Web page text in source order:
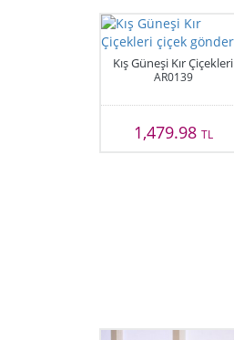
Kış Güneşi Kır Çiçekleri
AR0139
1,479.98 TL